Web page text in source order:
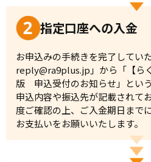
指定口座への入金
お申込みの手続きを完了してい
reply@ra9plus.jp」から「【ら
版 申込受付のお知らせ」という
申込内容や振込先が記載されて
度ご確認の上、ご入金期日まで
お支払いをお願いいたします。